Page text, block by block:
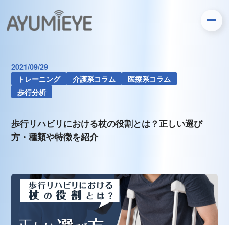
2021/09/29
トレーニング
介護系コラム
医療系コラム
歩行分析
歩行リハビリにおける杖の役割とは？正しい選び
方・種類や特徴を紹介